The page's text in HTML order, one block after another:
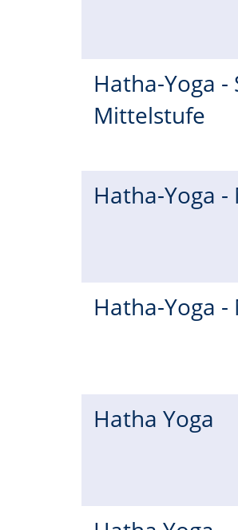
Hatha-Yoga -
Mittelstufe
Hatha-Yoga
Hatha-Yoga
Hatha Yoga